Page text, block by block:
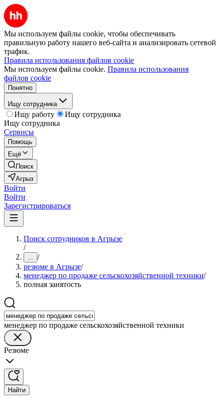
Мы используем файлы cookie, чтобы обеспечивать
правильную работу нашего веб-сайта и анализировать сетевой
трафик.
Правила использования файлов cookie
Мы используем файлы cookie. Правила использования
файлов cookie
Понятно
Ищу сотрудника
Ищу работу
Ищу сотрудника
Ищу сотрудника
Сервисы
Помощь
Ещё
Поиск
Агрыз
Войти
Войти
Зарегистрироваться
Поиск сотрудников в Агрызе
/
... /
резюме в Агрызе/
менеджер по продаже сельскохозяйственной техники/
полная занятость
менеджер по продаже сельскохозяйственной техники
Резюме
Найти